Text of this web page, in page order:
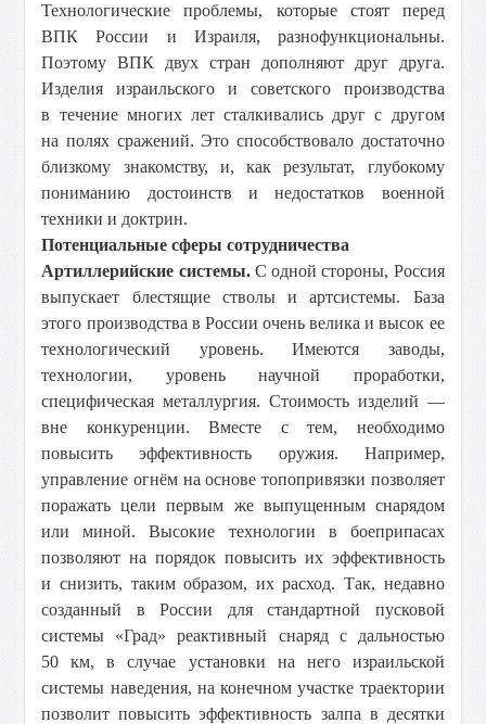
Технологические проблемы, которые стоят перед
ВПК России и Израиля, разнофункциональны.
Поэтому ВПК двух стран дополняют друг друга.
Изделия израильского и советского производства
в течение многих лет сталкивались друг с другом
на полях сражений. Это способствовало достаточно
близкому знакомству, и, как результат, глубокому
пониманию достоинств и недостатков военной
техники и доктрин.
Потенциальные сферы сотрудничества
Артиллерийские системы.С одной стороны, Россия
выпускает блестящие стволы и артсистемы. База
этого производства в России очень велика и высок ее
технологический уровень. Имеются заводы,
технологии, уровень научной проработки,
специфическая металлургия. Стоимость изделий —
вне конкуренции. Вместе с тем, необходимо
повысить эффективность оружия. Например,
управление огнём на основе топопривязки позволяет
поражать цели первым же выпущенным снарядом
или миной. Высокие технологии в боеприпасах
позволяют на порядок повысить их эффективность
и снизить, таким образом, их расход. Так, недавно
созданный в России для стандартной пусковой
системы «Град» реактивный снаряд с дальностью
50 км, в случае установки на него израильской
системы наведения, на конечном участке траектории
позволит повысить эффективность залпа в десятки